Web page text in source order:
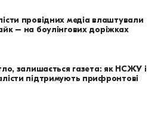
провідних медіа влаштували
– на боулінгових доріжках
залишається газета: як НСЖУ і
підтримують прифронтові